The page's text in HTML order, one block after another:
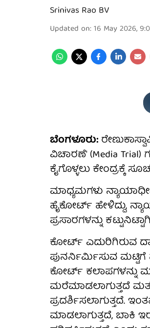
Srinivas Rao BV
Updated on:16 May 2026,
ಬೆಂಗಳೂರು:
ವಿಚಾರಣೆ' (Media Trial)
ಕೈಗೊಳ್ಳಲು ಕೇಂದ್ರಕ್ಕೆ
ಮಾಧ್ಯಮಗಳು
ಹೈಕೋರ್ಟ್ ಹೇಳಿದ್ದು,
ಪ್ರಸಾರಗಳನ್ನು
ಕೋರ್ಟ್ ಎದುರಿಗಿರುವ
ಪುನರ್ನಿರ್ಮಿಸುವ ಮಟ್ಟಿಗೆ
ಕೋರ್ಟ್ ಕಲಾಪಗಳನ್ನು
ಮರೆಮಾಡಲಾಗುತ್ತದೆ
ಪ್ರದರ್ಶಿಸಲಾಗುತ್ತದೆ.
ಮಾಡಲಾಗುತ್ತದೆ, ಬಾಕಿ